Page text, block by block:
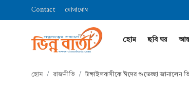
Contact যোগাযোগ
হোম ছবি ঘর
Login
হোম রাজনীতি ​টাঙ্গাইলবাসীকে ঈদের শুভেচ্ছা জানালেন